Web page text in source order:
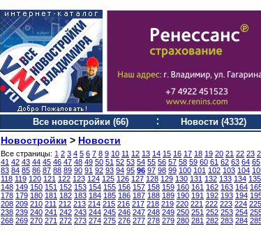
Все новостройки (66) Новости (4332)
Новостройки > Новости
Все страницы: 1 2 3 4 5 6 7 8 9 10 11 12 13 14 15 16 17 18 19 20 21 22 23
41 42 43 44 45 46 47 48 49 50 51 52 53 54 55 56 57 58 59 60 61 62 63 64 65
83 84 85 86 87 88 89 90 91 92 93 94 95 96 97 98 99 100 101 102 103 104
118 119 120 121 122 123 124 125 126 127 128 129 130 131 132 133 134 135
148 149 150 151 152 153 154 155 156 157 158 159 160 161 162 163 164
178 179 180 181 182 183 184 185 186 187 188 189 190 191 192 193 194
208 209 210 211 212 213 214 215 216 217 218 219 220 221 222 223 224 225
238 239 240 241 242 243 244 245 246 247 248 249 250 251 252 253 254
268 269 270 271 272 273 274 275 276 277 278 279 280 281 282 283 284